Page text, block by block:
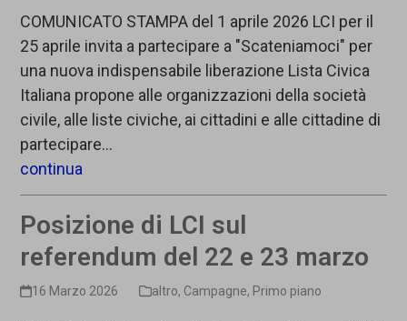
COMUNICATO STAMPA del 1 aprile 2026 LCI per il
25 aprile invita a partecipare a "Scateniamoci" per
una nuova indispensabile liberazione Lista Civica
Italiana propone alle organizzazioni della società
civile, alle liste civiche, ai cittadini e alle cittadine di
partecipare…
continua
Posizione di LCI sul
referendum del 22 e 23 marzo
16 Marzo 2026 altro, Campagne, Primo piano